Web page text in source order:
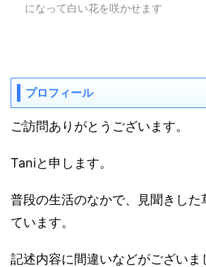
になって白い花を咲かせます
プロフィール
ご訪問ありがとうございます。
Taniと申します。
普段の生活のなかで、見聞きした
ています。
記述内容に間違いなどがございま